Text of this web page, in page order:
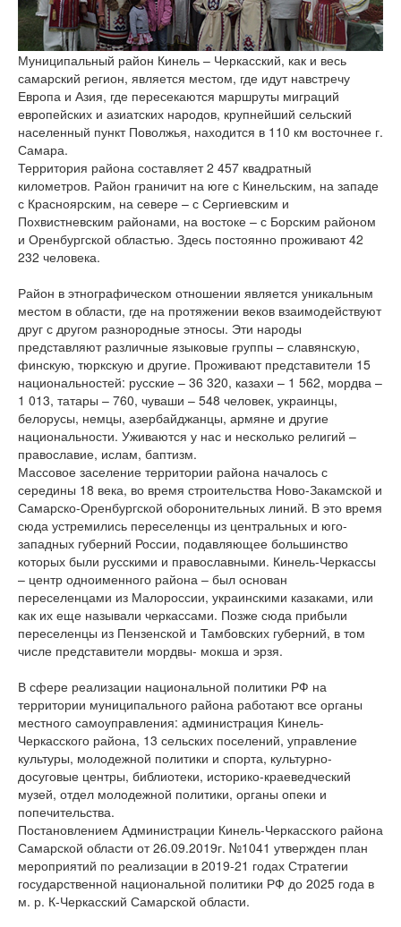
версии сайта
Муниципальный район Кинель – Черкасский, как и весь
самарский регион, является местом, где идут навстречу
Европа и Азия, где пересекаются маршруты миграций
европейских и азиатских народов, крупнейший сельский
населенный пункт Поволжья, находится в 110 км восточнее г.
Самара.
Территория района составляет 2 457 квадратный
километров. Район граничит на юге с Кинельским, на западе
с Красноярским, на севере – с Сергиевским и
Похвистневским районами, на востоке – с Борским районом
и Оренбургской областью. Здесь постоянно проживают 42
232 человека.
Район в этнографическом отношении является уникальным
местом в области, где на протяжении веков взаимодействуют
друг с другом разнородные этносы. Эти народы
представляют различные языковые группы – славянскую,
финскую, тюркскую и другие. Проживают представители 15
национальностей: русские – 36 320, казахи – 1 562, мордва –
1 013, татары – 760, чуваши – 548 человек, украинцы,
белорусы, немцы, азербайджанцы, армяне и другие
национальности. Уживаются у нас и несколько религий –
православие, ислам, баптизм.
Массовое заселение территории района началось с
середины 18 века, во время строительства Ново-Закамской и
Самарско-Оренбургской оборонительных линий. В это время
сюда устремились переселенцы из центральных и юго-
западных губерний России, подавляющее большинство
которых были русскими и православными. Кинель-Черкассы
– центр одноименного района – был основан
переселенцами из Малороссии, украинскими казаками, или
как их еще называли черкассами. Позже сюда прибыли
переселенцы из Пензенской и Тамбовских губерний, в том
числе представители мордвы- мокша и эрзя.
В сфере реализации национальной политики РФ на
территории муниципального района работают все органы
местного самоуправления: администрация Кинель-
Черкасского района, 13 сельских поселений, управление
культуры, молодежной политики и спорта, культурно-
досуговые центры, библиотеки, историко-краеведческий
музей, отдел молодежной политики, органы опеки и
попечительства.
Постановлением Администрации Кинель-Черкасского района
Самарской области от 26.09.2019г. №1041 утвержден план
мероприятий по реализации в 2019-21 годах Стратегии
государственной национальной политики РФ до 2025 года в
м. р. К-Черкасский Самарской области.